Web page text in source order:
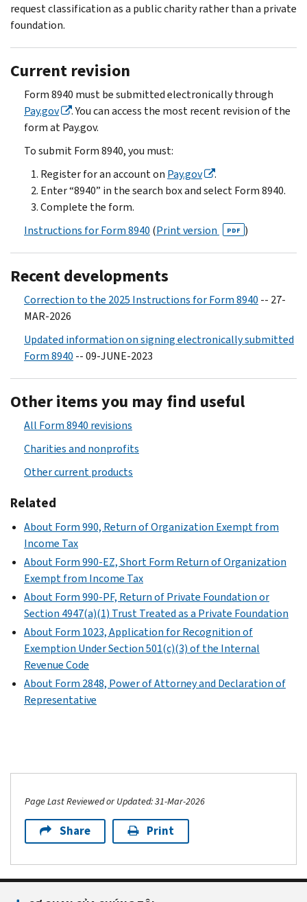
request classification as a public charity rather than a private
foundation.
Current revision
Form 8940 must be submitted electronically through
Pay.gov
. You can access the most recent revision of the
form at Pay.gov.
To submit Form 8940, you must:
Register for an account on Pay.gov
.
Enter “8940” in the search box and select Form 8940.
Complete the form.
Instructions for Form 8940 (Print version PDF )
Recent developments
Correction to the 2025 Instructions for Form 8940 -- 27-
MAR-2026
Updated information on signing electronically submitted
Form 8940 -- 09-JUNE-2023
Other items you may find useful
All Form 8940 revisions
Charities and nonprofits
Other current products
Related
About Form 990, Return of Organization Exempt from
Income Tax
About Form 990-EZ, Short Form Return of Organization
Exempt from Income Tax
About Form 990-PF, Return of Private Foundation or
Section 4947(a)(1) Trust Treated as a Private Foundation
About Form 1023, Application for Recognition of
Exemption Under Section 501(c)(3) of the Internal
Revenue Code
About Form 2848, Power of Attorney and Declaration of
Representative
Page Last Reviewed or Updated: 31-Mar-2026
Share Print